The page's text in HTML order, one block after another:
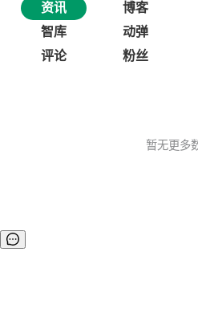
资讯 博客
智库
动弹
评论
粉丝
暂无更多